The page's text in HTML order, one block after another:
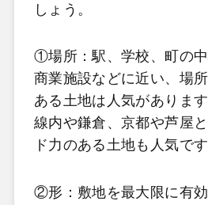
しょう。
①場所：駅、学校、町の
商業施設などに近い、場
ある土地は人気がありま
線内や鎌倉、京都や芦屋
ド力のある土地も人気です
②形：敷地を最大限に有効